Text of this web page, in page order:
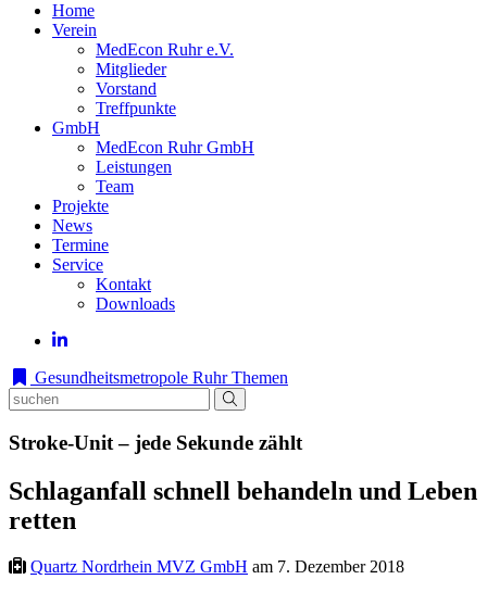
Home
Verein
MedEcon Ruhr e.V.
Mitglieder
Vorstand
Treffpunkte
GmbH
MedEcon Ruhr GmbH
Leistungen
Team
Projekte
News
Termine
Service
Kontakt
Downloads
Gesundheitsmetropole Ruhr Themen
Stroke-Unit – jede Sekunde zählt
Schlaganfall schnell behandeln und Leben
retten
Quartz Nordrhein MVZ GmbH am 7. Dezember 2018